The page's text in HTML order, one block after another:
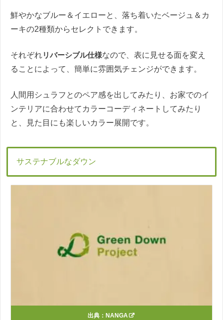
鮮やかなブルー＆イエローと、落ち着いたベージュ＆カ
ーキの2種類からセレクトできます。
それぞれリバーシブル仕様なので、表に見せる面を変え
ることによって、簡単に雰囲気チェンジができます。
人間用シュラフとのペア感を出してみたり、お家でのイ
ンテリアに合わせてカラーコーディネートしてみたり
と、見た目にも楽しいカラー展開です。
サステナブルなダウン
出典： NANGA